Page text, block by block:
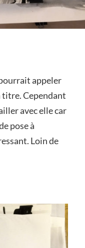
pourrait appeler
titre. Cependant
avec elle car
pose à
Loin de